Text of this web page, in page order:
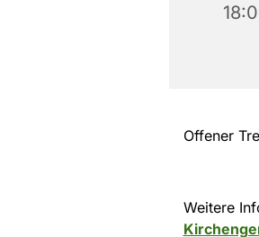
Offener
Weitere